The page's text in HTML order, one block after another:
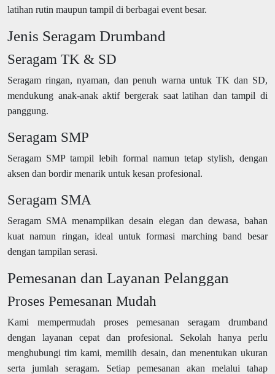
latihan rutin maupun tampil di berbagai event besar.
Jenis Seragam Drumband
Seragam TK & SD
Seragam ringan, nyaman, dan penuh warna untuk TK dan SD,
mendukung anak-anak aktif bergerak saat latihan dan tampil di
panggung.
Seragam SMP
Seragam SMP tampil lebih formal namun tetap stylish, dengan
aksen dan bordir menarik untuk kesan profesional.
Seragam SMA
Seragam SMA menampilkan desain elegan dan dewasa, bahan
kuat namun ringan, ideal untuk formasi marching band besar
dengan tampilan serasi.
Pemesanan dan Layanan Pelanggan
Proses Pemesanan Mudah
Kami mempermudah proses pemesanan seragam drumband
dengan layanan cepat dan profesional. Sekolah hanya perlu
menghubungi tim kami, memilih desain, dan menentukan ukuran
serta jumlah seragam. Setiap pemesanan akan melalui tahap